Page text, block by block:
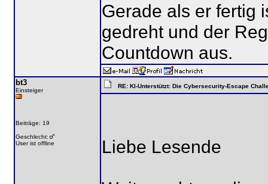
Gerade als er fertig
gedreht und der
Countdown aus.
bt3
Einsteiger
Beiträge: 19
Geschlecht:
User ist offline
RE: KI-Unterstützt: Die Cybersecurity-Escape
Liebe Lesende